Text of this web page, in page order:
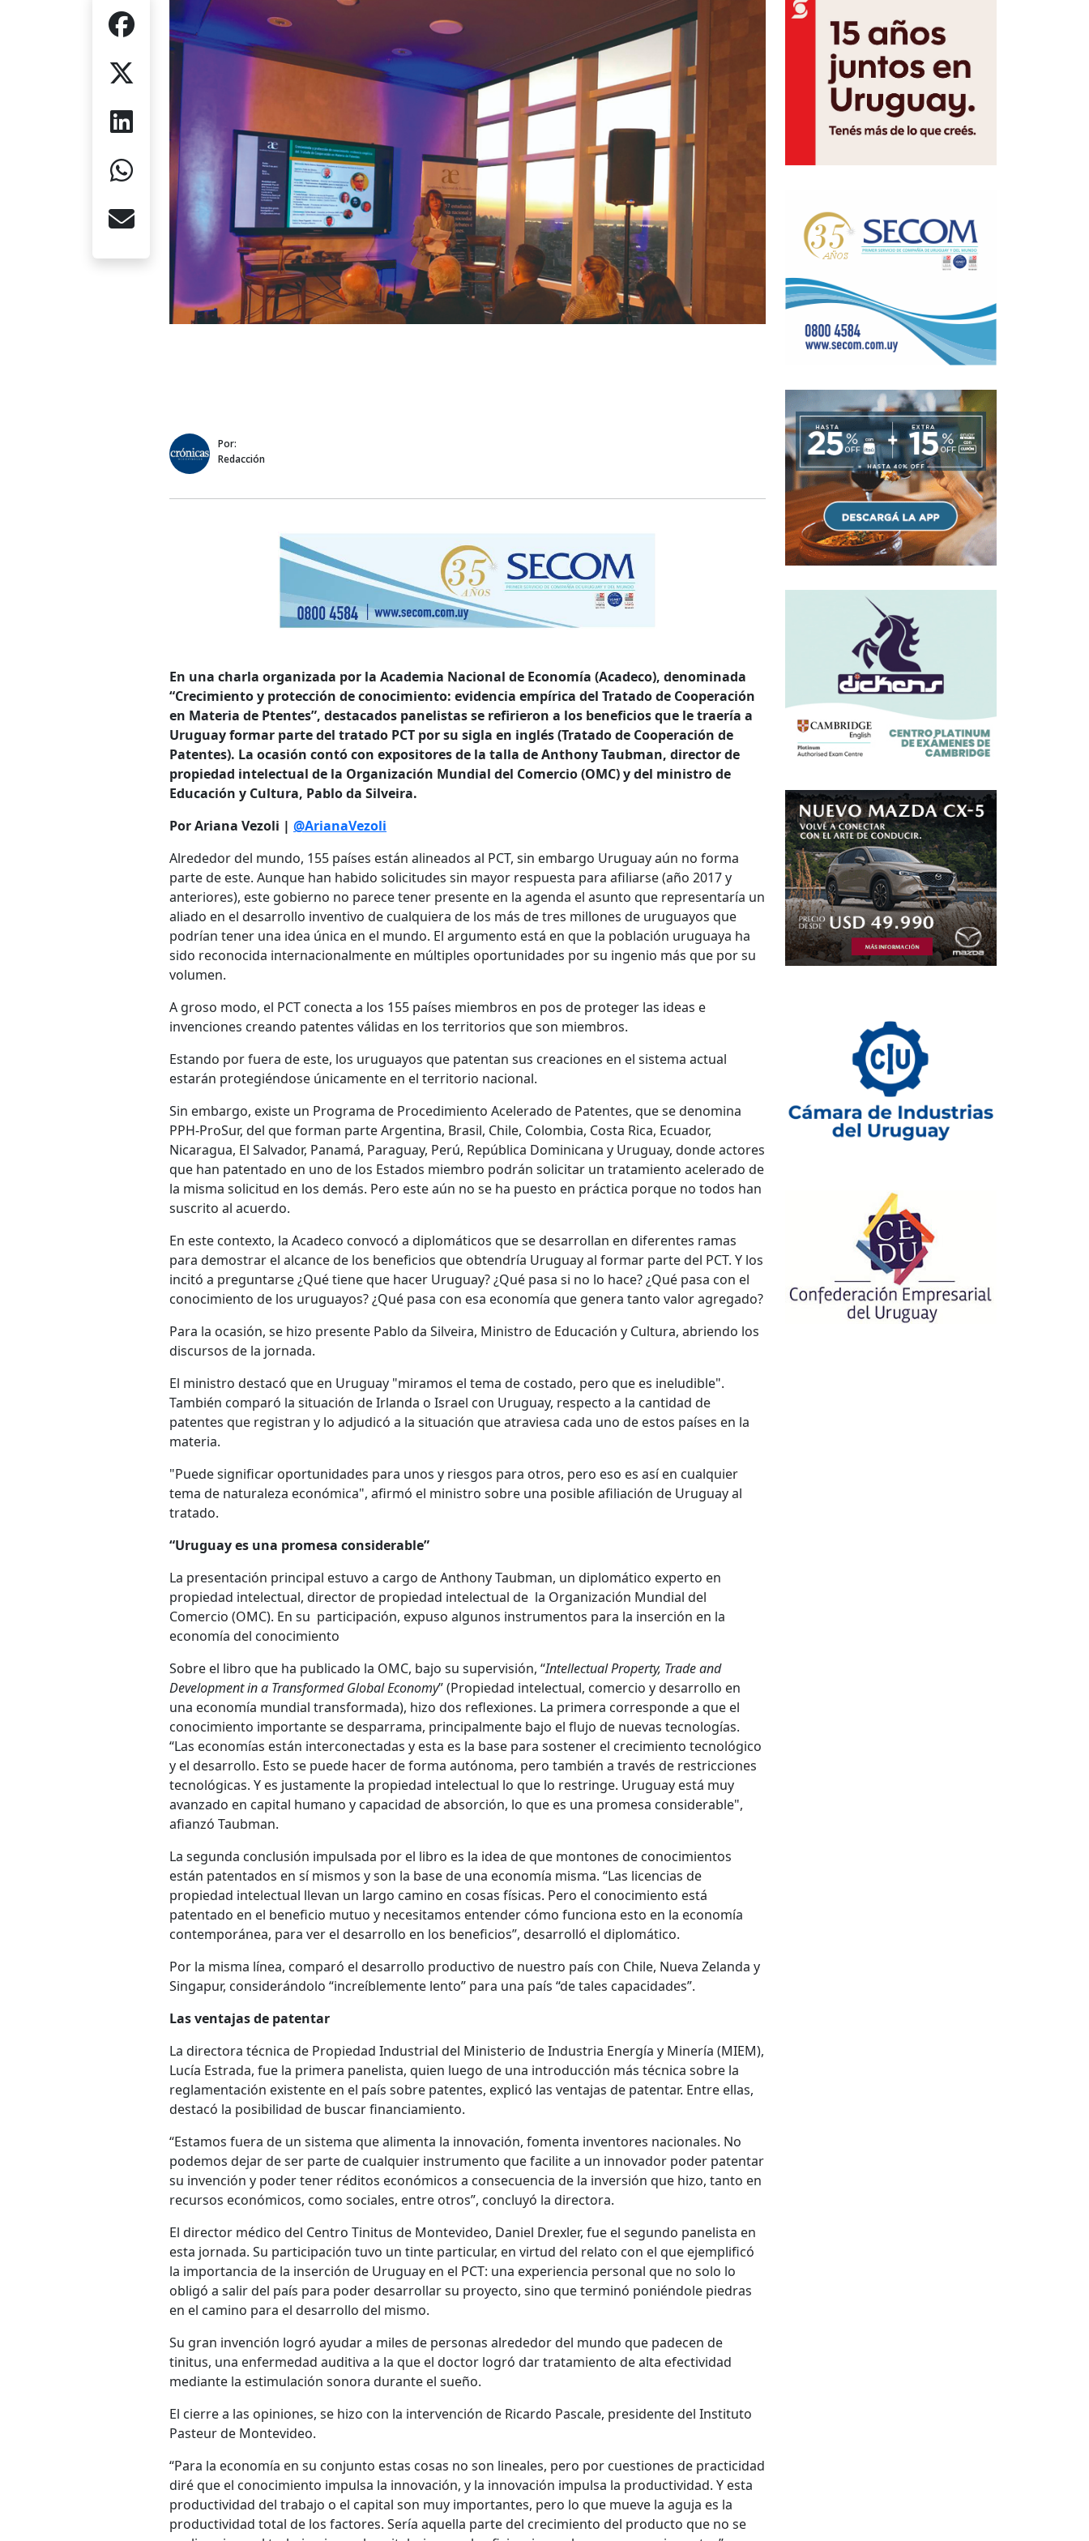
Por:
Redacción
En una charla organizada por la Academia Nacional de Economía (Acadeco), denominada
“Crecimiento y protección de conocimiento: evidencia empírica del Tratado de Cooperación
en Materia de Ptentes”, destacados panelistas se refirieron a los beneficios que le traería a
Uruguay formar parte del tratado PCT por su sigla en inglés (Tratado de Cooperación de
Patentes). La ocasión contó con expositores de la talla de Anthony Taubman, director de
propiedad intelectual de la Organización Mundial del Comercio (OMC) y del ministro de
Educación y Cultura, Pablo da Silveira.
Por Ariana Vezoli | @ArianaVezoli
Alrededor del mundo, 155 países están alineados al PCT, sin embargo Uruguay aún no forma
parte de este. Aunque han habido solicitudes sin mayor respuesta para afiliarse (año 2017 y
anteriores), este gobierno no parece tener presente en la agenda el asunto que representaría un
aliado en el desarrollo inventivo de cualquiera de los más de tres millones de uruguayos que
podrían tener una idea única en el mundo. El argumento está en que la población uruguaya ha
sido reconocida internacionalmente en múltiples oportunidades por su ingenio más que por su
volumen.
A groso modo, el PCT conecta a los 155 países miembros en pos de proteger las ideas e
invenciones creando patentes válidas en los territorios que son miembros.
Estando por fuera de este, los uruguayos que patentan sus creaciones en el sistema actual
estarán protegiéndose únicamente en el territorio nacional.
Sin embargo, existe un Programa de Procedimiento Acelerado de Patentes, que se denomina
PPH-ProSur, del que forman parte Argentina, Brasil, Chile, Colombia, Costa Rica, Ecuador,
Nicaragua, El Salvador, Panamá, Paraguay, Perú, República Dominicana y Uruguay, donde actores
que han patentado en uno de los Estados miembro podrán solicitar un tratamiento acelerado de
la misma solicitud en los demás. Pero este aún no se ha puesto en práctica porque no todos han
suscrito al acuerdo.
En este contexto, la Acadeco convocó a diplomáticos que se desarrollan en diferentes ramas
para demostrar el alcance de los beneficios que obtendría Uruguay al formar parte del PCT. Y los
incitó a preguntarse ¿Qué tiene que hacer Uruguay? ¿Qué pasa si no lo hace? ¿Qué pasa con el
conocimiento de los uruguayos? ¿Qué pasa con esa economía que genera tanto valor agregado?
Para la ocasión, se hizo presente Pablo da Silveira, Ministro de Educación y Cultura, abriendo los
discursos de la jornada.
El ministro destacó que en Uruguay "miramos el tema de costado, pero que es ineludible".
También comparó la situación de Irlanda o Israel con Uruguay, respecto a la cantidad de
patentes que registran y lo adjudicó a la situación que atraviesa cada uno de estos países en la
materia.
"Puede significar oportunidades para unos y riesgos para otros, pero eso es así en cualquier
tema de naturaleza económica", afirmó el ministro sobre una posible afiliación de Uruguay al
tratado.
“Uruguay es una promesa considerable”
La presentación principal estuvo a cargo de Anthony Taubman, un diplomático experto en
propiedad intelectual, director de propiedad intelectual de la Organización Mundial del
Comercio (OMC). En su participación, expuso algunos instrumentos para la inserción en la
economía del conocimiento
Sobre el libro que ha publicado la OMC, bajo su supervisión, “Intellectual Property, Trade and
Development in a Transformed Global Economy” (Propiedad intelectual, comercio y desarrollo en
una economía mundial transformada), hizo dos reflexiones. La primera corresponde a que el
conocimiento importante se desparrama, principalmente bajo el flujo de nuevas tecnologías.
“Las economías están interconectadas y esta es la base para sostener el crecimiento tecnológico
y el desarrollo. Esto se puede hacer de forma autónoma, pero también a través de restricciones
tecnológicas. Y es justamente la propiedad intelectual lo que lo restringe. Uruguay está muy
avanzado en capital humano y capacidad de absorción, lo que es una promesa considerable",
afianzó Taubman.
La segunda conclusión impulsada por el libro es la idea de que montones de conocimientos
están patentados en sí mismos y son la base de una economía misma. “Las licencias de
propiedad intelectual llevan un largo camino en cosas físicas. Pero el conocimiento está
patentado en el beneficio mutuo y necesitamos entender cómo funciona esto en la economía
contemporánea, para ver el desarrollo en los beneficios”, desarrolló el diplomático.
Por la misma línea, comparó el desarrollo productivo de nuestro país con Chile, Nueva Zelanda y
Singapur, considerándolo “increíblemente lento” para una país “de tales capacidades”.
Las ventajas de patentar
La directora técnica de Propiedad Industrial del Ministerio de Industria Energía y Minería (MIEM),
Lucía Estrada, fue la primera panelista, quien luego de una introducción más técnica sobre la
reglamentación existente en el país sobre patentes, explicó las ventajas de patentar. Entre ellas,
destacó la posibilidad de buscar financiamiento.
“Estamos fuera de un sistema que alimenta la innovación, fomenta inventores nacionales. No
podemos dejar de ser parte de cualquier instrumento que facilite a un innovador poder patentar
su invención y poder tener réditos económicos a consecuencia de la inversión que hizo, tanto en
recursos económicos, como sociales, entre otros”, concluyó la directora.
El director médico del Centro Tinitus de Montevideo, Daniel Drexler, fue el segundo panelista en
esta jornada. Su participación tuvo un tinte particular, en virtud del relato con el que ejemplificó
la importancia de la inserción de Uruguay en el PCT: una experiencia personal que no solo lo
obligó a salir del país para poder desarrollar su proyecto, sino que terminó poniéndole piedras
en el camino para el desarrollo del mismo.
Su gran invención logró ayudar a miles de personas alrededor del mundo que padecen de
tinitus, una enfermedad auditiva a la que el doctor logró dar tratamiento de alta efectividad
mediante la estimulación sonora durante el sueño.
El cierre a las opiniones, se hizo con la intervención de Ricardo Pascale, presidente del Instituto
Pasteur de Montevideo.
“Para la economía en su conjunto estas cosas no son lineales, pero por cuestiones de practicidad
diré que el conocimiento impulsa la innovación, y la innovación impulsa la productividad. Y esta
productividad del trabajo o el capital son muy importantes, pero lo que mueve la aguja es la
productividad total de los factores. Sería aquella parte del crecimiento del producto que no se